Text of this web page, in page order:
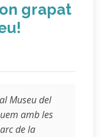
grapat
Museu del
amb les
de la